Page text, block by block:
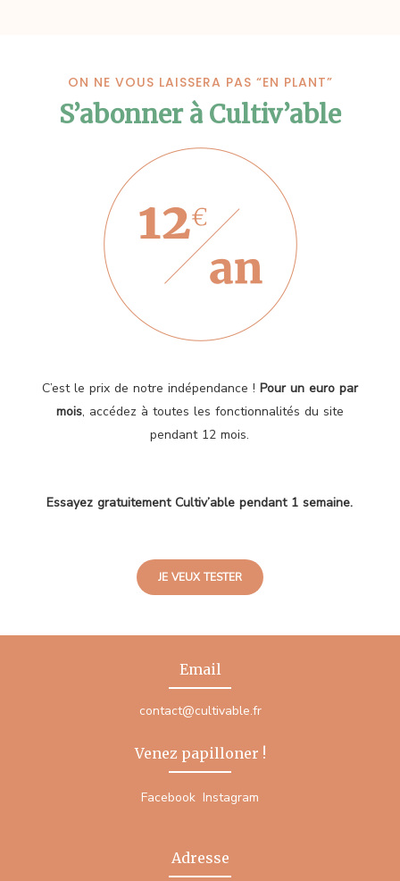
ON NE VOUS LAISSERA PAS “EN PLANT”
S’abonner à Cultiv’able
C’est le prix de notre indépendance ! Pour un euro par
mois, accédez à toutes les fonctionnalités du site
pendant 12 mois.
Essayez gratuitement Cultiv’able pendant 1 semaine.
JE VEUX TESTER
Email
contact@cultivable.fr
Venez papilloner !
Facebook Instagram
Adresse